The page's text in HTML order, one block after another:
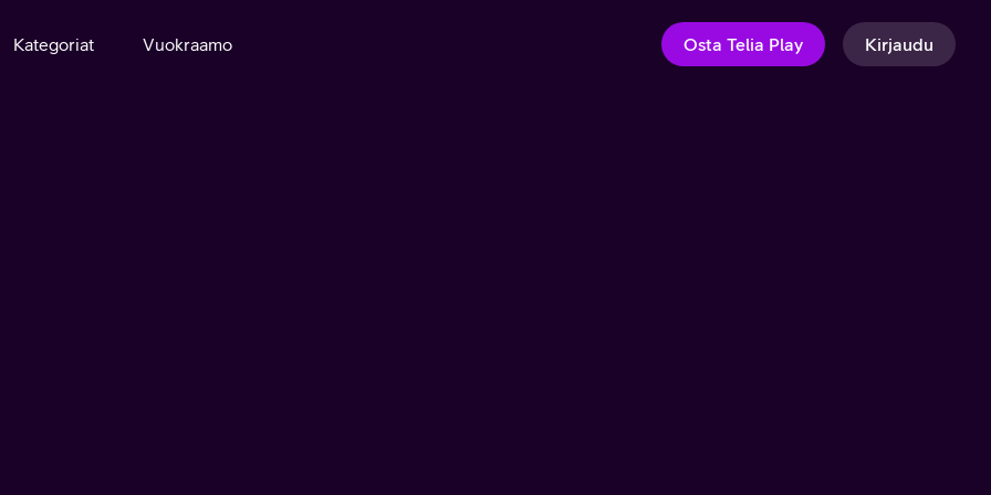
Kategoriat Vuokraamo Osta Telia Play Kirjaudu